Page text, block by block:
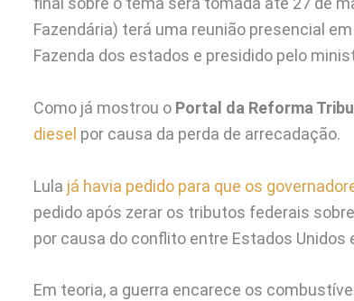
Fazendária) terá uma reunião presencial
Fazenda dos estados e presidido pelo
Como já mostrou o Portal da Reforma
diesel por causa da perda de arrecadação.
Lula já havia pedido para que os
pedido após zerar os tributos federais
por causa do conflito entre Estados Unidos
Em teoria, a guerra encarece os